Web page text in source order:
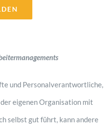
und Personalverantwortliche,
eigenen Organisation mit
selbst gut führt, kann andere